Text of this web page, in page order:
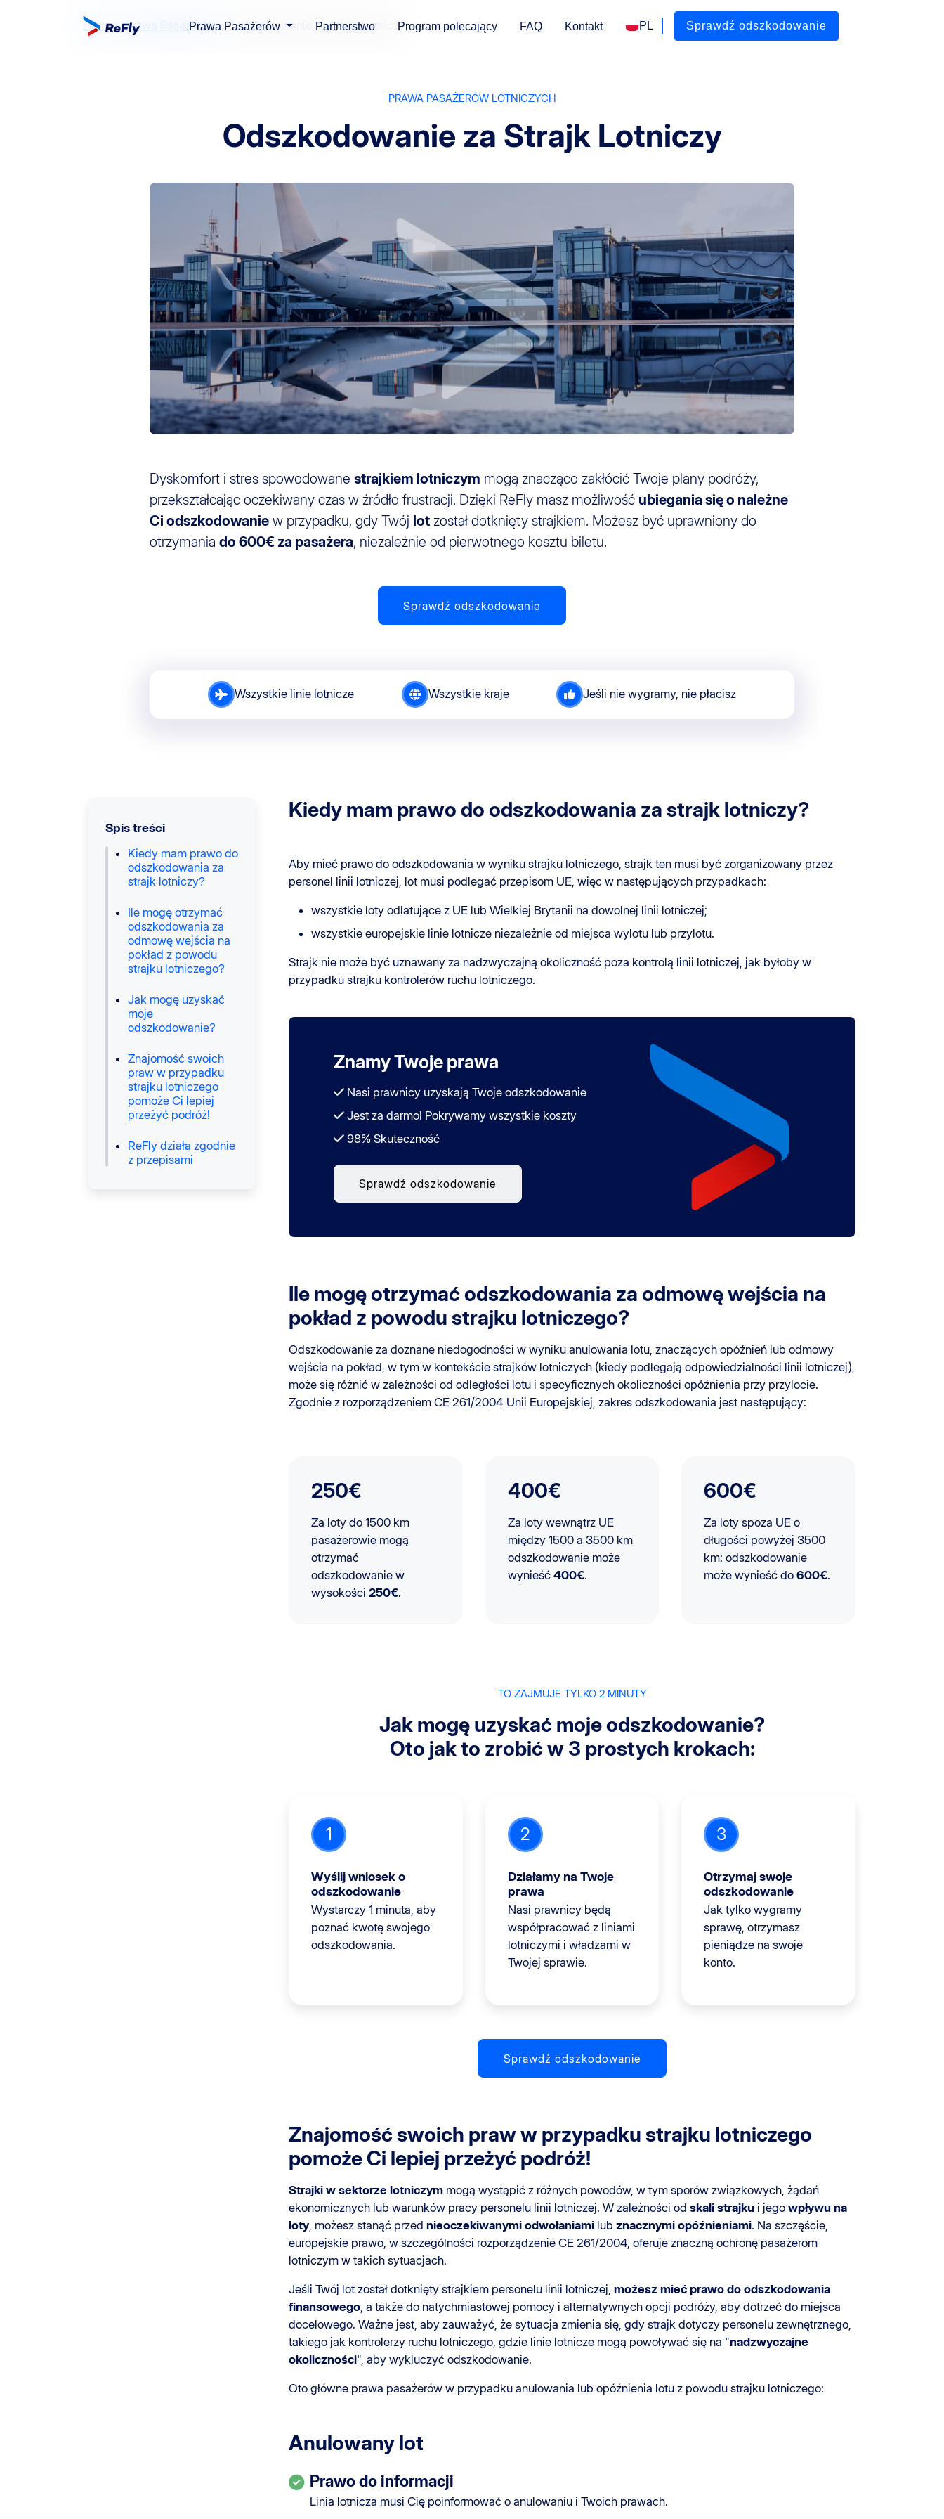
Prawa Pasażerów Partnerstwo Program polecający FAQ Kontakt PL Sprawdź odszkodowanie
Home Prawa Pasażerów Odszkodowanie za Strajk Lotniczy
PRAWA PASAŻERÓW LOTNICZYCH
Odszkodowanie za Strajk Lotniczy
Dyskomfort i stres spowodowane strajkiem lotniczym mogą znacząco zakłócić Twoje plany podróży,
przekształcając oczekiwany czas w źródło frustracji. Dzięki ReFly masz możliwość ubiegania się o należne
Ci odszkodowanie w przypadku, gdy Twój lot został dotknięty strajkiem. Możesz być uprawniony do
otrzymania do 600€ za pasażera, niezależnie od pierwotnego kosztu biletu.
Sprawdź odszkodowanie
Wszystkie linie lotnicze Wszystkie kraje Jeśli nie wygramy, nie płacisz
Spis treści
Kiedy mam prawo do
odszkodowania za
strajk lotniczy?
Ile mogę otrzymać
odszkodowania za
odmowę wejścia na
pokład z powodu
strajku lotniczego?
Jak mogę uzyskać
moje
odszkodowanie?
Znajomość swoich
praw w przypadku
strajku lotniczego
pomoże Ci lepiej
przeżyć podróż!
ReFly działa zgodnie
z przepisami
Kiedy mam prawo do odszkodowania za strajk lotniczy?
Aby mieć prawo do odszkodowania w wyniku strajku lotniczego, strajk ten musi być zorganizowany przez
personel linii lotniczej, lot musi podlegać przepisom UE, więc w następujących przypadkach:
wszystkie loty odlatujące z UE lub Wielkiej Brytanii na dowolnej linii lotniczej;
wszystkie europejskie linie lotnicze niezależnie od miejsca wylotu lub przylotu.
Strajk nie może być uznawany za nadzwyczajną okoliczność poza kontrolą linii lotniczej, jak byłoby w
przypadku strajku kontrolerów ruchu lotniczego.
Znamy Twoje prawa
Nasi prawnicy uzyskają Twoje odszkodowanie
Jest za darmo! Pokrywamy wszystkie koszty
98% Skuteczność
Sprawdź odszkodowanie
Ile mogę otrzymać odszkodowania za odmowę wejścia na
pokład z powodu strajku lotniczego?
Odszkodowanie za doznane niedogodności w wyniku anulowania lotu, znaczących opóźnień lub odmowy
wejścia na pokład, w tym w kontekście strajków lotniczych (kiedy podlegają odpowiedzialności linii lotniczej),
może się różnić w zależności od odległości lotu i specyficznych okoliczności opóźnienia przy przylocie.
Zgodnie z rozporządzeniem CE 261/2004 Unii Europejskiej, zakres odszkodowania jest następujący:
250€
Za loty do 1500 km
pasażerowie mogą
otrzymać
odszkodowanie w
wysokości 250€.
400€
Za loty wewnątrz UE
między 1500 a 3500 km
odszkodowanie może
wynieść 400€.
600€
Za loty spoza UE o
długości powyżej 3500
km: odszkodowanie
może wynieść do600€.
TO ZAJMUJE TYLKO 2 MINUTY
Jak mogę uzyskać moje odszkodowanie?
Oto jak to zrobić w 3 prostych krokach:
1
Wyślij wniosek o
odszkodowanie
Wystarczy 1 minuta, aby
poznać kwotę swojego
odszkodowania.
2
Działamy na Twoje
prawa
Nasi prawnicy będą
współpracować z liniami
lotniczymi i władzami w
Twojej sprawie.
3
Otrzymaj swoje
odszkodowanie
Jak tylko wygramy
sprawę, otrzymasz
pieniądze na swoje
konto.
Sprawdź odszkodowanie
Znajomość swoich praw w przypadku strajku lotniczego
pomoże Ci lepiej przeżyć podróż!
Strajki w sektorze lotniczym mogą wystąpić z różnych powodów, w tym sporów związkowych, żądań
ekonomicznych lub warunków pracy personelu linii lotniczej. W zależności od skali strajku i jego wpływu na
loty, możesz stanąć przed nieoczekiwanymi odwołaniami lub znacznymi opóźnieniami. Na szczęście,
europejskie prawo, w szczególności rozporządzenie CE 261/2004, oferuje znaczną ochronę pasażerom
lotniczym w takich sytuacjach.
Jeśli Twój lot został dotknięty strajkiem personelu linii lotniczej, możesz mieć prawo do odszkodowania
finansowego , a także do natychmiastowej pomocy i alternatywnych opcji podróży, aby dotrzeć do miejsca
docelowego. Ważne jest, aby zauważyć, że sytuacja zmienia się, gdy strajk dotyczy personelu zewnętrznego,
takiego jak kontrolerzy ruchu lotniczego, gdzie linie lotnicze mogą powoływać się na "nadzwyczajne
okoliczności", aby wykluczyć odszkodowanie.
Oto główne prawa pasażerów w przypadku anulowania lub opóźnienia lotu z powodu strajku lotniczego:
Anulowany lot
Prawo do informacji
Linia lotnicza musi Cię poinformować o anulowaniu i Twoich prawach.